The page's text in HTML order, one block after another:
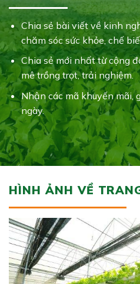
Chia sẻ bài viết về kinh
chăm sóc sức khỏe, chế
Chia sẻ mới nhất từ cộng
mê trồng trọt, trải nghiệm.
Nhận các mã khuyến mãi,
ngày.
HÌNH ẢNH VỀ